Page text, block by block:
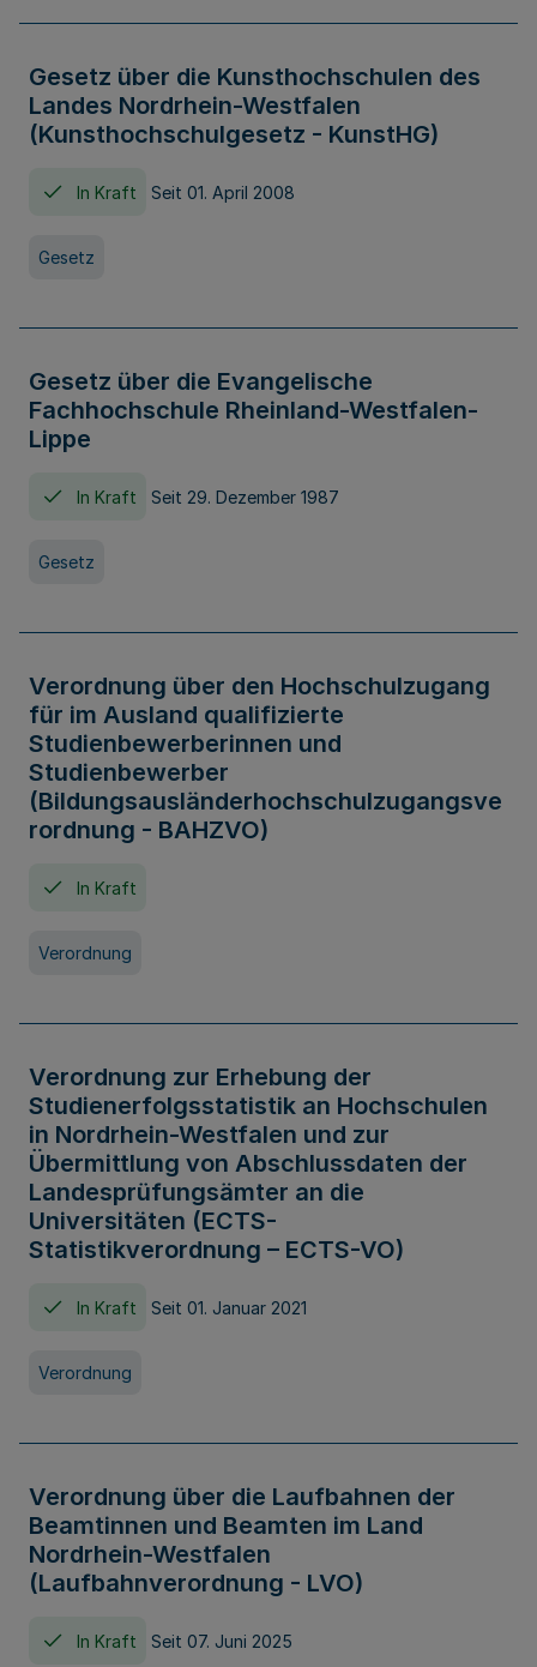
Gesetz über die Kunsthochschulen des
Landes Nordrhein-Westfalen
(Kunsthochschulgesetz - KunstHG)
In Kraft Seit 01. April 2008
Gesetz
Gesetz über die Evangelische
Fachhochschule Rheinland-Westfalen-
Lippe
In Kraft Seit 29. Dezember 1987
Gesetz
Verordnung über den Hochschulzugang
für im Ausland qualifizierte
Studienbewerberinnen und
Studienbewerber
(Bildungsausländerhochschulzugangsve
rordnung - BAHZVO)
In Kraft
Verordnung
Verordnung zur Erhebung der
Studienerfolgsstatistik an Hochschulen
in Nordrhein-Westfalen und zur
Übermittlung von Abschlussdaten der
Landesprüfungsämter an die
Universitäten (ECTS-
Statistikverordnung – ECTS-VO)
In Kraft Seit 01. Januar 2021
Verordnung
Verordnung über die Laufbahnen der
Beamtinnen und Beamten im Land
Nordrhein-Westfalen
(Laufbahnverordnung - LVO)
In Kraft Seit 07. Juni 2025